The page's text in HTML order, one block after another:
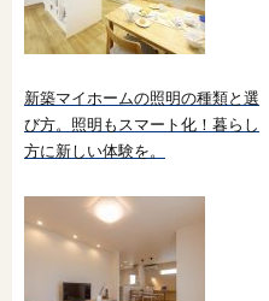
新築マイホームの照明の種類と選
び方。照明もスマート化！暮らし
方に新しい体験を。